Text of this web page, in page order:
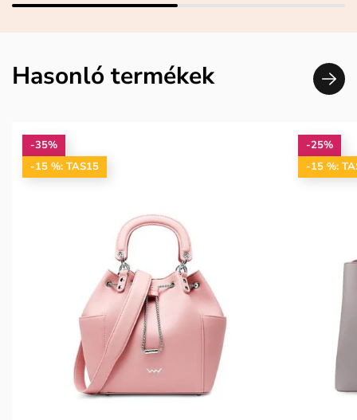
Hasonló termékek
-35%
-15 %: TAS15
-25%
-15 %: